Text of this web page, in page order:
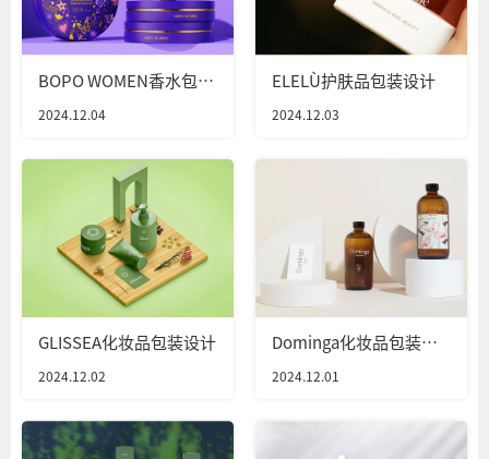
BOPO WOMEN香水包装
2024.12.04
ELELÙ护肤品包装设计
2024.12.03
GLISSEA化妆品包装设计
2024.12.02
Dominga化妆品包装设
2024.12.01